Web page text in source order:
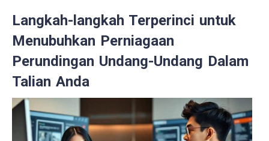
Langkah-langkah Terperinci untuk
Menubuhkan Perniagaan
Perundingan Undang-Undang Dalam
Talian Anda